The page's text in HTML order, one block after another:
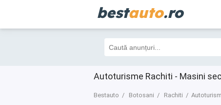
bestauto.ro
Autoturisme Rachiti - Masini
Bestauto Botosani Rachiti
Filtre 7 Toate
1